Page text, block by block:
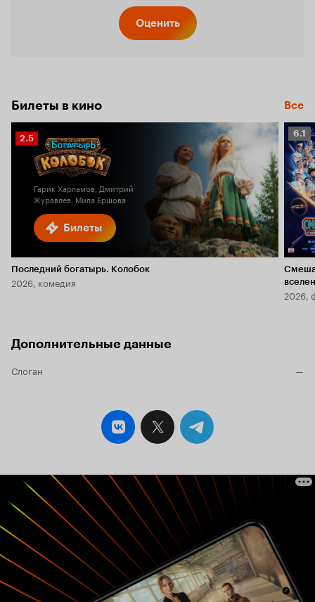
Оценить
Билеты в кино Все
Билеты
Рейтинг
Кинопоиска
2.5
Гарик Харламов, Дмитрий
Журавлев, Мила Ершова
Последний богатырь. Колобок
2026, комедия
6.1
6.1
2026,
Дополнительные данные
Слоган —